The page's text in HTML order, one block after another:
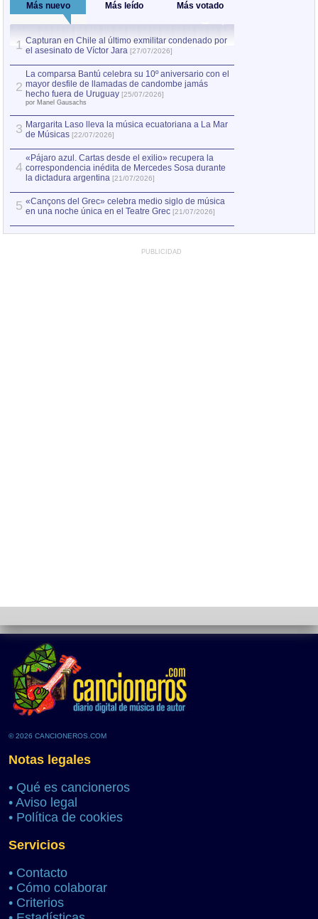
Más nuevo Más leído Más votado
1 Capturan en Chile al último exmilitar condenado por
el asesinato de Víctor Jara [27/07/2026]
2
La comparsa Bantú celebra su 10º aniversario con el
mayor desfile de llamadas de candombe jamás
hecho fuera de Uruguay [25/07/2026]
por Manel Gausachs
3 Margarita Laso lleva la música ecuatoriana a La Mar
de Músicas [22/07/2026]
4
«Pájaro azul. Cartas desde el exilio» recupera la
correspondencia inédita de Mercedes Sosa durante
la dictadura argentina [21/07/2026]
5 «Cançons del Grec» celebra medio siglo de música
en una noche única en el Teatre Grec [21/07/2026]
PUBLICIDAD
© 2026 CANCIONEROS.COM
Notas legales
• Qué es cancioneros
• Aviso legal
• Política de cookies
Servicios
• Contacto
• Cómo colaborar
• Criterios